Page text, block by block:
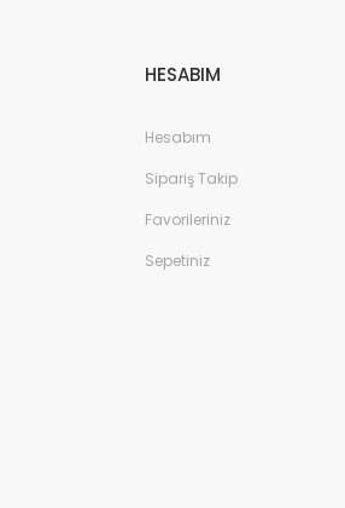
HESABIM
Hesabım
Sipariş Takip
Favorileriniz
Sepetiniz